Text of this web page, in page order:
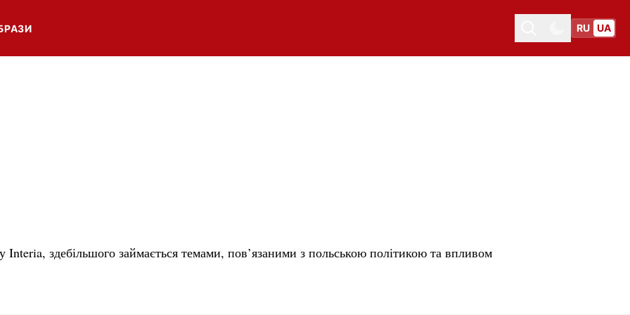
Toggle themeToggle theme
RU UA
Interia, здебільшого займається темами, пов’язаними з польською політикою та впливом